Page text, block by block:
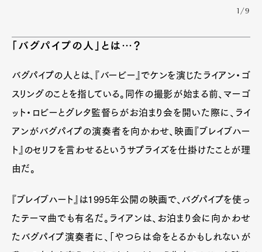
1/9
「バグパイプの人」とは…？
バグパイプの人とは、『バービー』でケンを演じたライアン・ゴ
スリングのことを指している。同作の撮影が始まる前、マーゴ
ット・ロビーとグレタ監督らがお泊まり会を開いた際に、ライ
アンがバグパイプの演奏者を向かわせ、映画『ブレイブハー
ト』のセリフを言わせるというサプライズを仕掛けたことが理
由だ。
『ブレイブハート』は1995年公開の映画で、バグパイプを使っ
たテーマ曲でも有名だ。ライアンは、お泊まり会に向かわせ
たバグパイプ演奏者に、「やつらは命をとるかもしれないが